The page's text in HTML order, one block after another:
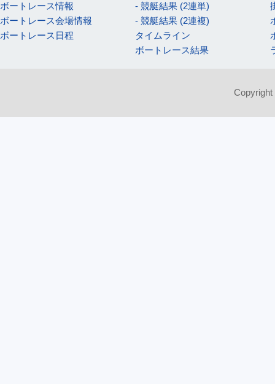
ボートレース情報
ボートレース会場情報
ボートレース日程
- 競艇結果 (2連単)
- 競艇結果 (2連複)
タイムライン
ボートレース結果